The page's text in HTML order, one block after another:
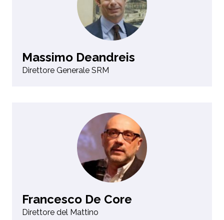
Massimo Deandreis
Direttore Generale SRM
Francesco De Core
Direttore del Mattino